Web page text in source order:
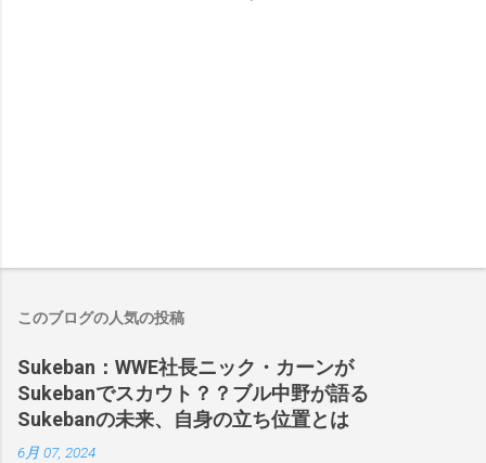
このブログの人気の投稿
Sukeban：WWE社長ニック・カーンが
Sukebanでスカウト？？ブル中野が語る
Sukebanの未来、自身の立ち位置とは
6月 07, 2024